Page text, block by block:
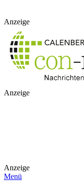
Anzeige
Anzeige
Anzeige
Menü